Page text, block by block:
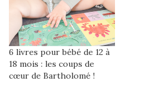
6 livres pour bébé de 12 à
18 mois : les coups de
cœur de Bartholomé !